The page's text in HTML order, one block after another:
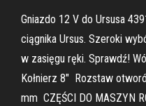
Gniazdo 12 V do Ursusa
ciągnika Ursus. Szeroki
w zasięgu ręki. Sprawdź!
Kołnierz 8" ️ Rozstaw
mm ️ CZĘŚCI DO MASZYN